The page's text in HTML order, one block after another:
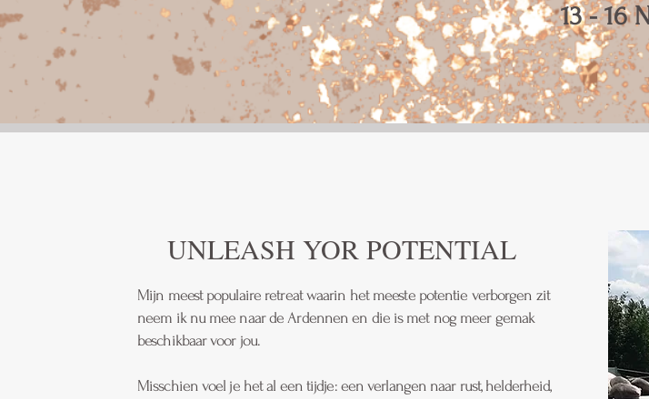
13 - 16
UNLEASH YOR POTENTIAL
Mijn meest populaire retreat waarin het meeste potentie verborgen zit
neem ik nu mee naar de Ardennen en die is met nog meer gemak
beschikbaar voor jou.
Misschien voel je het al een tijdje: een verlangen naar rust, helderheid,